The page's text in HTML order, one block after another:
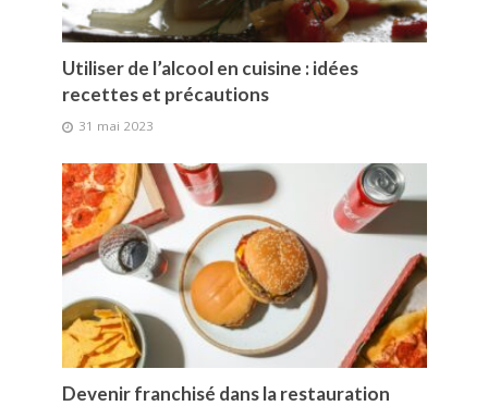
Utiliser de l’alcool en cuisine : idées
recettes et précautions
31 mai 2023
Devenir franchisé dans la restauration